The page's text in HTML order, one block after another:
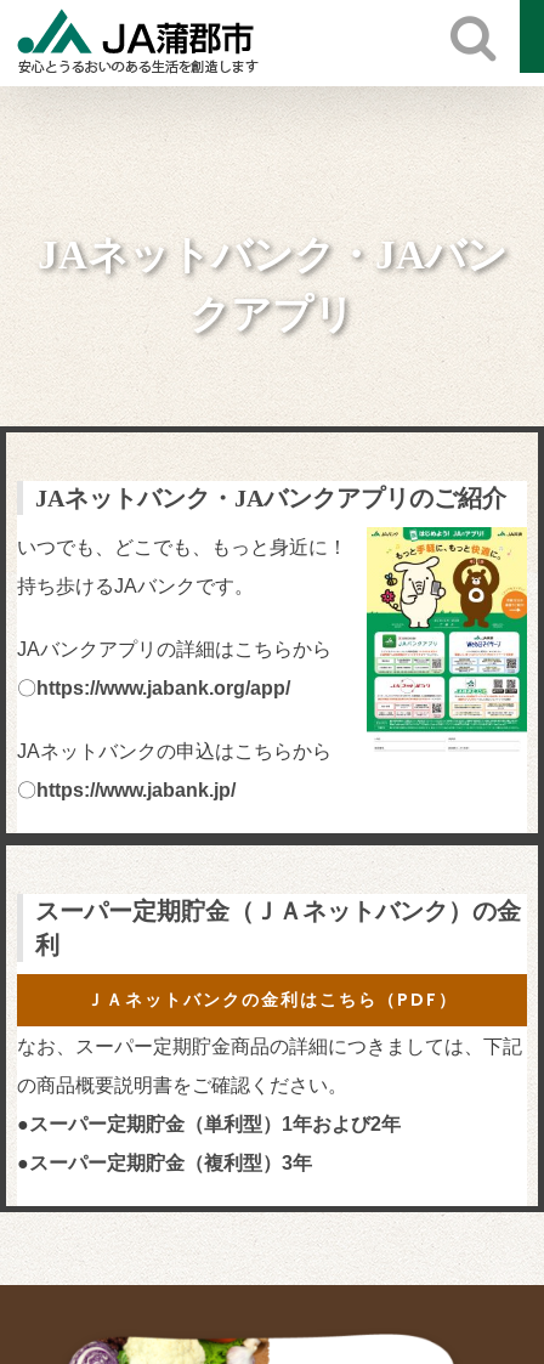
JAネットバンク・JAバン
クアプリ
JAネットバンク・JAバンクアプリのご紹介
いつでも、どこでも、もっと身近に！
持ち歩けるJAバンクです。
JAバンクアプリの詳細はこちらから
〇 https://www.jabank.org/app/
JAネットバンクの申込はこちらから
〇 https://www.jabank.jp/
スーパー定期貯金（ＪＡネットバンク）の金
利
ＪＡネットバンクの金利はこちら（PDF）
なお、スーパー定期貯金商品の詳細につきましては、下記
の商品概要説明書をご確認ください。
●スーパー定期貯金（単利型）1年および2年
●スーパー定期貯金（複利型）3年